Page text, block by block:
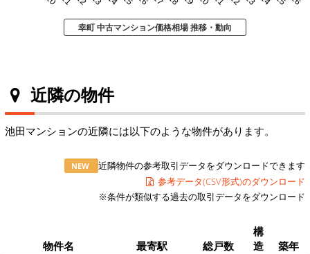
幸町 中古マンション価格相場 推移・動向
近隣の物件
池田マンションの近隣には以下のような物件があります。
NEW
近隣物件の参考取引データをダウンロードできます
参考データ(CSV形式)のダウンロード
※条件が類似する過去の取引データをダウンロード
物件名 最寄駅 総戸数
構
造
築年